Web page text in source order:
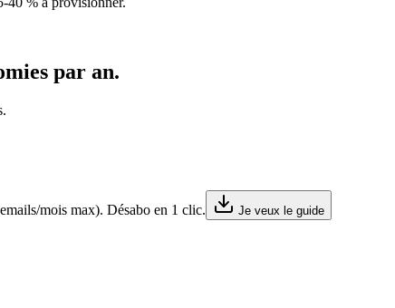
par an.
mois max). Désabo en 1 clic.
Je veux le guide